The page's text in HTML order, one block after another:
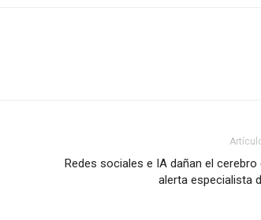
Redes sociales e IA dañan el cerebro
alerta especialista